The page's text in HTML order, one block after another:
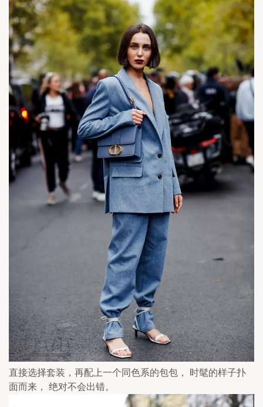
直接选择套装，再配上一个同色系的包包， 时髦的样子扑
面而来， 绝对不会出错。